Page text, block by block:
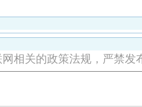
相关的政策法规，严禁发